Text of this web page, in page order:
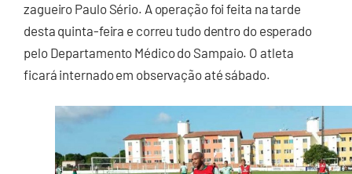
zagueiro Paulo Sério. A operação foi feita na tarde
desta quinta-feira e correu tudo dentro do esperado
pelo Departamento Médico do Sampaio. O atleta
ficará internado em observação até sábado.